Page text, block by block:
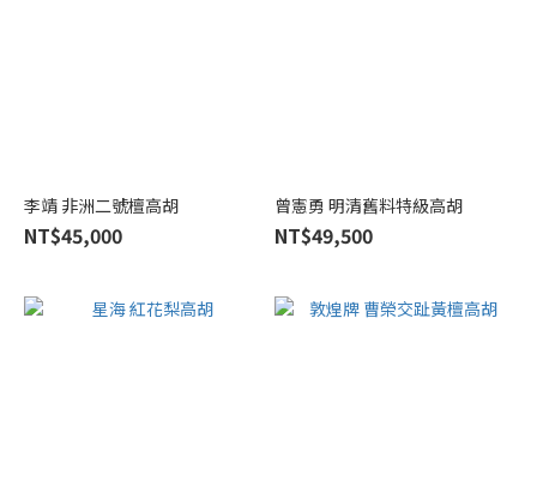
李靖 非洲二號檀高胡
NT$45,000
曾憲勇 明清舊料特級高胡
NT$49,500